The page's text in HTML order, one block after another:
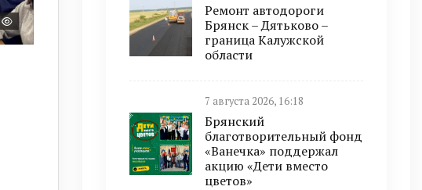
Ремонт автодороги
Брянск – Дятьково –
граница Калужской
области
7 августа 2026, 16:18
Брянский
благотворительный фонд
«Ванечка» поддержал
акцию «Дети вместо
цветов»